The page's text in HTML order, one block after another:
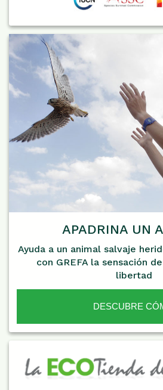
APADRINA UN
Ayuda a un animal salvaje
con GREFA la sensación
libertad
DESCUBRE